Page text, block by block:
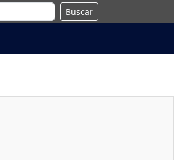
Buscar